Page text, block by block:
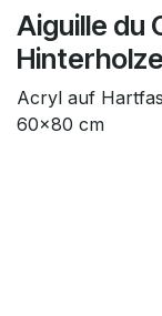
Aiguille du
Acryl auf
60x80 cm